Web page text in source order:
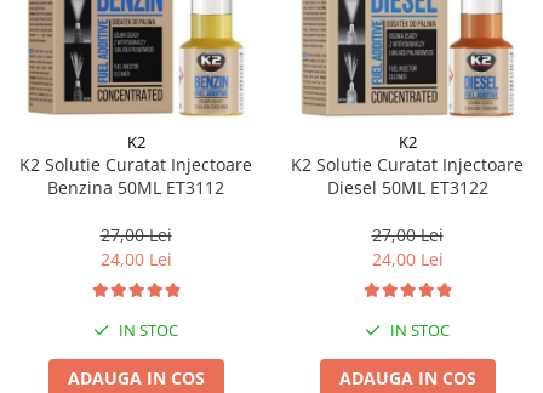
K2
K2 Solutie Curatat Injectoare
Benzina 50ML ET3112
27,00 Lei
24,00 Lei
IN STOC
ADAUGA IN COS
K2
K2 Solutie Curatat Injectoare
Diesel 50ML ET3122
27,00 Lei
24,00 Lei
IN STOC
ADAUGA IN COS